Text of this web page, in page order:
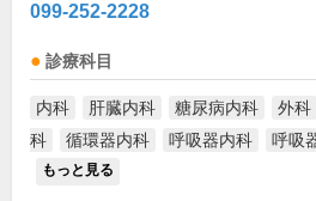
099-252-2228
診療科目
内科 肝臓内科 糖尿病内科 外科
科
循環器内科 呼吸器内科 呼吸
もっと見る